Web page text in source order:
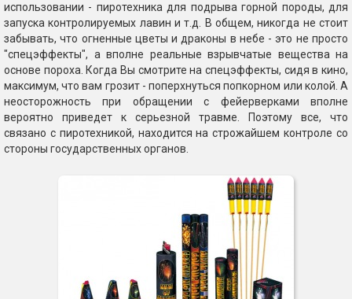
использовании - пиротехника для подрыва горной породы, для
запуска контролируемых лавин и т.д. В общем, никогда не стоит
забывать, что огненные цветы и драконы в небе - это не просто
"спецэффекты", а вполне реальные взрывчатые вещества на
основе пороха. Когда Вы смотрите на спецэффекты, сидя в кино,
максимум, что вам грозит - поперхнуться попкорном или колой. А
неосторожность при обращении с фейерверками вполне
вероятно приведет к серьезной травме. Поэтому все, что
связано с пиротехникой, находится на строжайшем контроле со
стороны государственных органов.